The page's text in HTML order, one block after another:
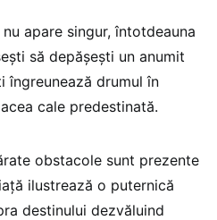
apare singur, întotdeauna
să depăşeşti un anumit
drumul în
cale predestinată.
obstacole sunt prezente
ilustrează o puternică
destinului dezvăluind